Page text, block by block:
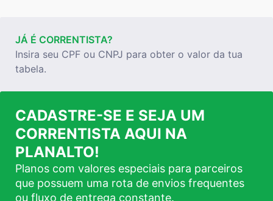
JÁ É CORRENTISTA?
Insira seu CPF ou CNPJ para obter o valor da tua
tabela.
CADASTRE-SE E SEJA UM
CORRENTISTA AQUI NA
PLANALTO!
Planos com valores especiais para parceiros
que possuem uma rota de envios frequentes
ou fluxo de entrega constante.